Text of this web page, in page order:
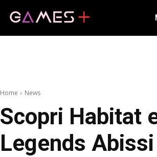
Home News
Scopri Habitat
Legends